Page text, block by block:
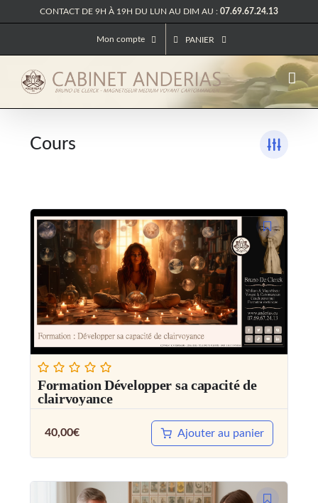
CONTACT DE 9H À 19H DU LUN AU DIM AU : 07.69.67.24.13
Mon compte PANIER
Cours
Formation Développer sa capacité de
clairvoyance
40,00€ Ajouter au panier